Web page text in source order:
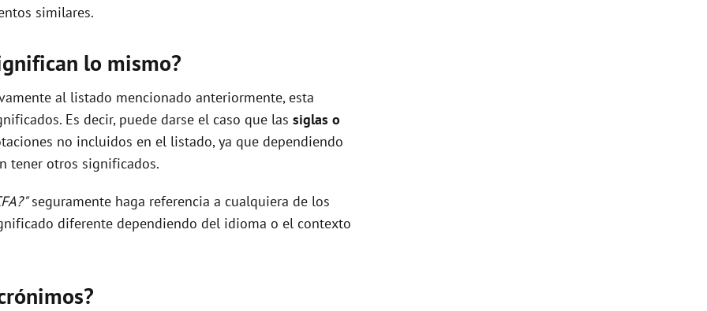
similares.
lo mismo?
al listado mencionado anteriormente, esta
Es decir, puede darse el caso que las siglas o
no incluidos en el listado, ya que dependiendo
tener otros significados.
seguramente haga referencia a cualquiera de los
diferente dependiendo del idioma o el contexto